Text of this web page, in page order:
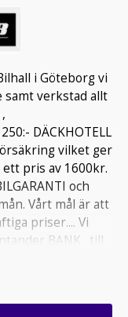
i Göteborg vi
samt verkstad allt
DÄCKHOTELL
vilket ger
pris av 1600kr.
och
Vårt mål är att
priser.... Vi
BANK . till
erbjuder via
till 50.000.Vi